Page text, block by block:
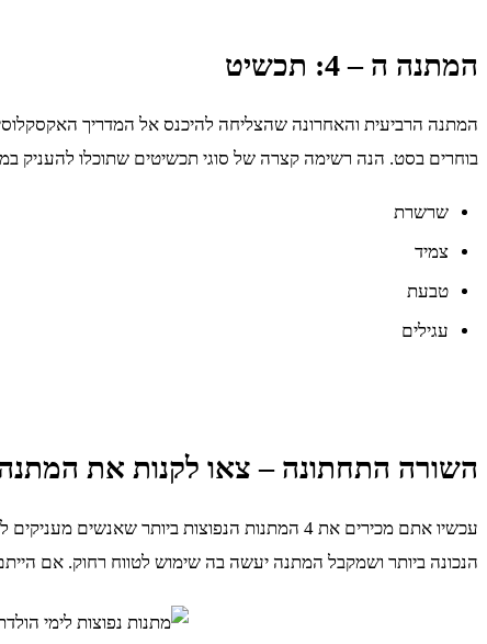
המתנה ה – 4: תכשיט
המתנה הרביעית והאחרונה שהצליחה להיכנס אל המדריך
בוחרים בסט. הנה רשימה קצרה של סוגי תכשיטים שתוכלו להעניק
שרשרת
צמיד
טבעת
עגילים
השורה התחתונה – צאו לקנות את
עכשיו אתם מכירים את 4 המתנות הנפוצות
הנכונה ביותר ושמקבל המתנה יעשה בה שימוש לטווח רחוק. אם